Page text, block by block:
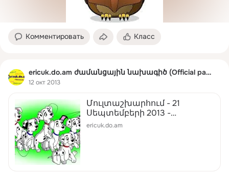
Комментировать Класс
ericuk.do.am ժամանցային նախագիծ (Official page)
12 окт 2013
Մուլտաշխարհում - 21
Սեպտեմբերի 2013 -
դպրոցական ժամանցային
ericuk.do.am